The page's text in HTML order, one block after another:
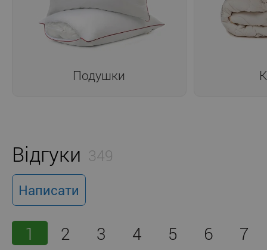
Подушки
Відгуки 349
Написати
1 2 3 4 5 6 7